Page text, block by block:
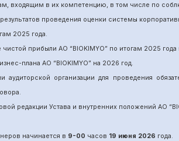
входящим в их компетенцию, в том числе по
проведения оценки системы
2025 года.
чистой прибыли АО “BIOKIMYO”по итогам 2025
плана АО “BIOKIMYO”на 2026 год.
аудиторской организации для проведения
редакции Устава и внутренних положений АО
начинается в 9-00 часов 19 июня 2026 года.